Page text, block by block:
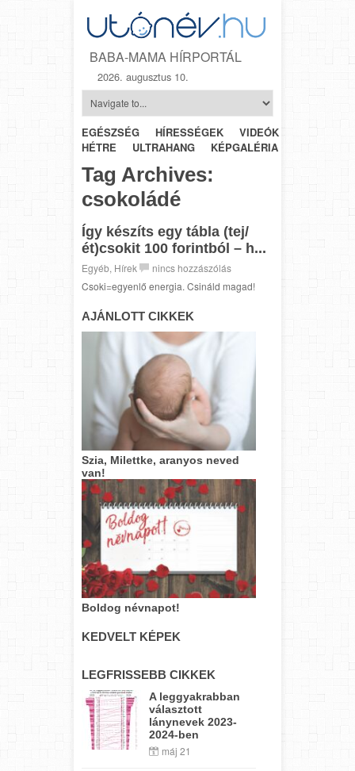
BABA-MAMA HÍRPORTÁL
2026. augusztus 10.
EGÉSZSÉG HÍRESSÉGEK VIDEÓK
HÉTRŐL-
HÉTRE
ULTRAHANG KÉPGALÉRIA
Tag Archives:
csokoládé
Így készíts egy tábla (tej/
ét)csokit 100 forintból – h...
Egyéb, Hírek
nincs hozzászólás
Csoki=egyenlő energia. Csináld magad!
AJÁNLOTT CIKKEK
Szia, Milettke, aranyos neved
van!
Boldog névnapot!
KEDVELT KÉPEK
LEGFRISSEBB CIKKEK
A leggyakrabban
választott
lánynevek 2023-
2024-ben
máj 21